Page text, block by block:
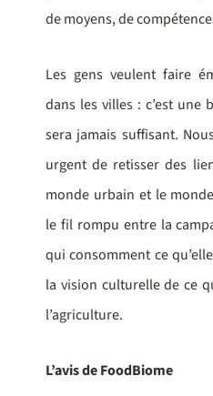
de moyens, de
Les gens veulent faire
dans les villes : c’est une
sera jamais suffisant.
urgent de retisser des
monde urbain et le
le fil rompu entre la
qui consomment ce
la vision culturelle de ce
l’agriculture.
L’avis de FoodBiome